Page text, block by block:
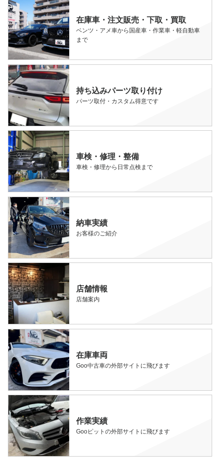
在庫車・注文販売・下取・買取
ベンツ・アメ車から国産車・作業車・軽自動車
まで
持ち込みパーツ取り付け
パーツ取付・カスタム得意です
車検・修理・整備
車検・修理から日常点検まで
納車実績
お客様のご紹介
店舗情報
店舗案内
在庫車両
Goo中古車の外部サイトに飛びます
作業実績
Gooピットの外部サイトに飛びます